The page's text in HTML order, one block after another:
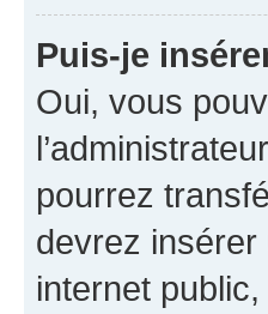
Puis-je
Oui, vous
pourrez
devrez
internet